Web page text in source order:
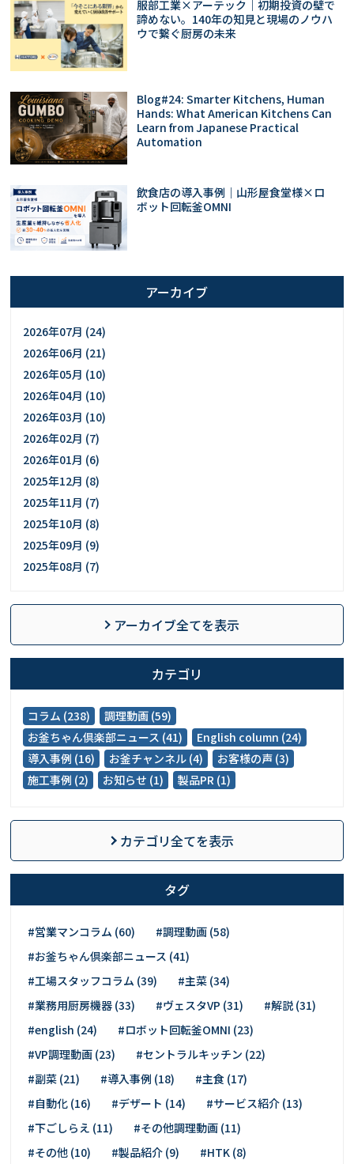
服部工業×アーテック｜初期投資の壁で
諦めない。140年の知見と現場のノウハ
ウで繋ぐ厨房の未来
Blog#24: Smarter Kitchens, Human
Hands: What American Kitchens Can
Learn from Japanese Practical
Automation
飲食店の導入事例｜山形屋食堂様×ロ
ボット回転釜OMNI
アーカイブ
2026年07月 (24)
2026年06月 (21)
2026年05月 (10)
2026年04月 (10)
2026年03月 (10)
2026年02月 (7)
2026年01月 (6)
2025年12月 (8)
2025年11月 (7)
2025年10月 (8)
2025年09月 (9)
2025年08月 (7)
アーカイブ全てを表示
カテゴリ
コラム (238)
調理動画 (59)
お釜ちゃん倶楽部ニュース (41)
English column (24)
導入事例 (16)
お釜チャンネル (4)
お客様の声 (3)
施工事例 (2)
お知らせ (1) 製品PR (1)
カテゴリ全てを表示
タグ
#営業マンコラム (60)
#調理動画 (58)
#お釜ちゃん倶楽部ニュース (41)
#工場スタッフコラム (39)
#主菜 (34)
#業務用厨房機器 (33)
#ヴェスタVP (31)
#解説 (31)
#english (24)
#ロボット回転釜OMNI (23)
#VP調理動画 (23)
#セントラルキッチン (22)
#副菜 (21)
#導入事例 (18)
#主食 (17)
#自動化 (16)
#デザート (14)
#サービス紹介 (13)
#下ごしらえ (11)
#その他調理動画 (11)
#その他 (10)
#製品紹介 (9)
#HTK (8)